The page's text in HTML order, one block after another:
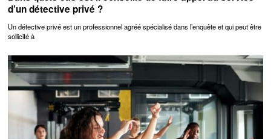
d’un détective privé ?
Un détective privé est un professionnel agréé spécialisé dans l’enquête et qui peut être
sollicité à